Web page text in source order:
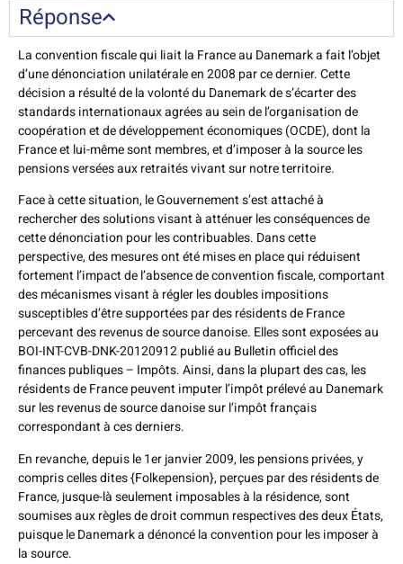
Réponse
La convention fiscale qui liait la France au Danemark a fait l’objet
d’une dénonciation unilatérale en 2008 par ce dernier. Cette
décision a résulté de la volonté du Danemark de s’écarter des
standards internationaux agrées au sein de l’organisation de
coopération et de développement économiques (OCDE), dont la
France et lui-même sont membres, et d’imposer à la source les
pensions versées aux retraités vivant sur notre territoire.
Face à cette situation, le Gouvernement s’est attaché à
rechercher des solutions visant à atténuer les conséquences de
cette dénonciation pour les contribuables. Dans cette
perspective, des mesures ont été mises en place qui réduisent
fortement l’impact de l’absence de convention fiscale, comportant
des mécanismes visant à régler les doubles impositions
susceptibles d’être supportées par des résidents de France
percevant des revenus de source danoise. Elles sont exposées au
BOI-INT-CVB-DNK-20120912 publié au Bulletin officiel des
finances publiques – Impôts. Ainsi, dans la plupart des cas, les
résidents de France peuvent imputer l’impôt prélevé au Danemark
sur les revenus de source danoise sur l’impôt français
correspondant à ces derniers.
En revanche, depuis le 1er janvier 2009, les pensions privées, y
compris celles dites {Folkepension}, perçues par des résidents de
France, jusque-là seulement imposables à la résidence, sont
soumises aux règles de droit commun respectives des deux États,
puisque le Danemark a dénoncé la convention pour les imposer à
la source.